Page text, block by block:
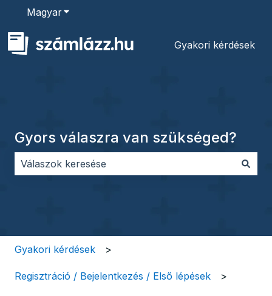
MagyarAlmenü megjelenítése fordításokhoz
Gyakori kérdések
Gyors válaszra van szükséged?
Gyakori kérdések
Regisztráció / Bejelentkezés / Első lépések